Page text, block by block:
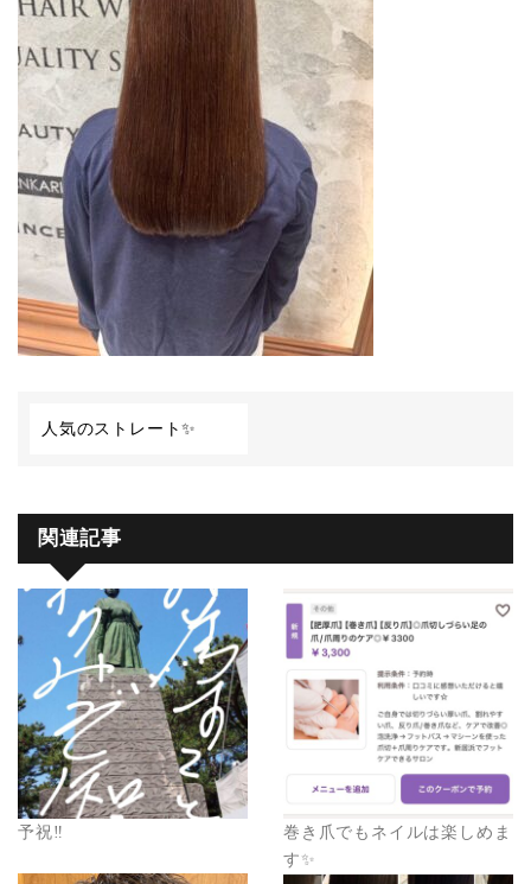
人気のストレート✨
関連記事
予祝‼️
巻き爪でもネイルは楽しめま
す✨